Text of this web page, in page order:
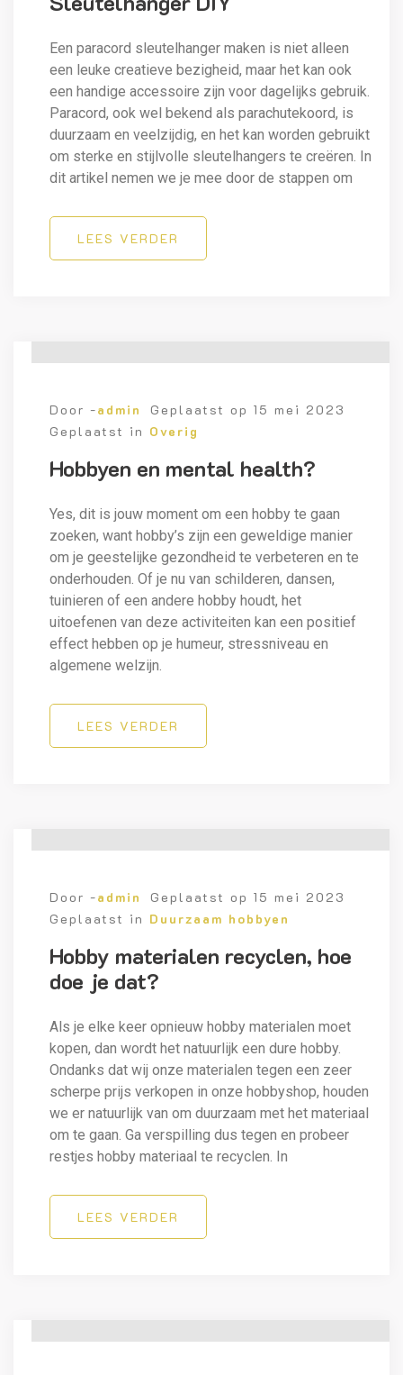
Een paracord sleutelhanger maken is niet alleen
een leuke creatieve bezigheid, maar het kan ook
een handige accessoire zijn voor dagelijks gebruik.
Paracord, ook wel bekend als parachutekoord, is
duurzaam en veelzijdig, en het kan worden gebruikt
om sterke en stijlvolle sleutelhangers te creëren. In
dit artikel nemen we je mee door de stappen om
LEES VERDER
Door -admin Geplaatst op 15 mei 2023
Geplaatst in Overig
Hobbyen en mental health?
Yes, dit is jouw moment om een hobby te gaan
zoeken, want hobby’s zijn een geweldige manier
om je geestelijke gezondheid te verbeteren en te
onderhouden. Of je nu van schilderen, dansen,
tuinieren of een andere hobby houdt, het
uitoefenen van deze activiteiten kan een positief
effect hebben op je humeur, stressniveau en
algemene welzijn.
LEES VERDER
Door -admin Geplaatst op 15 mei 2023
Geplaatst in Duurzaam hobbyen
Hobby materialen recyclen, hoe
doe je dat?
Als je elke keer opnieuw hobby materialen moet
kopen, dan wordt het natuurlijk een dure hobby.
Ondanks dat wij onze materialen tegen een zeer
scherpe prijs verkopen in onze hobbyshop, houden
we er natuurlijk van om duurzaam met het materiaal
om te gaan. Ga verspilling dus tegen en probeer
restjes hobby materiaal te recyclen. In
LEES VERDER